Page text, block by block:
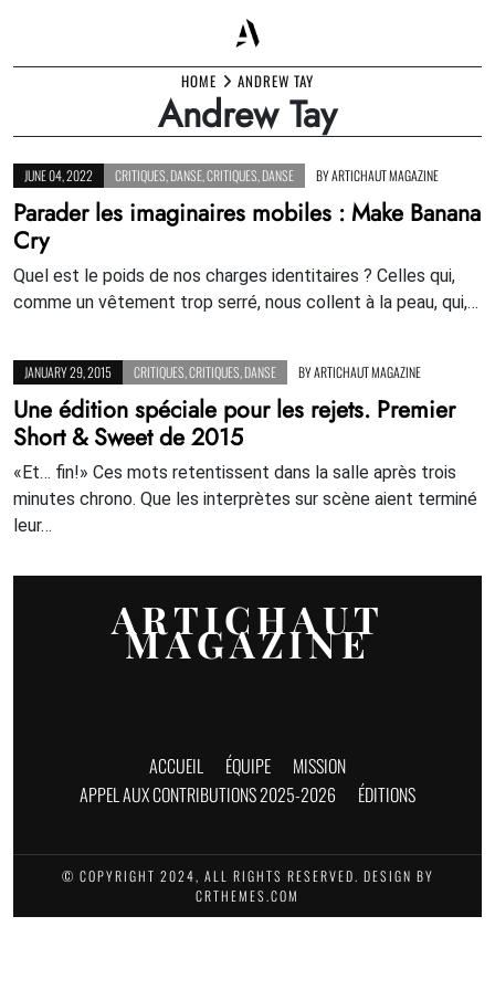
content
HOME ANDREW TAY
Andrew Tay
JUNE 04, 2022 CRITIQUES DANSE CRITIQUES DANSE BYARTICHAUT MAGAZINE
Parader les imaginaires mobiles : Make Banana
Cry
Quel est le poids de nos charges identitaires ? Celles qui,
comme un vêtement trop serré, nous collent à la peau, qui,…
JANUARY 29, 2015 CRITIQUES CRITIQUES DANSE BYARTICHAUT MAGAZINE
Une édition spéciale pour les rejets. Premier
Short & Sweet de 2015
«Et… fin!» Ces mots retentissent dans la salle après trois
minutes chrono. Que les interprètes sur scène aient terminé
leur…
ARTICHAUT
MAGAZINE
ACCUEIL ÉQUIPE
MISSION
APPEL AUX CONTRIBUTIONS 2025-2026
ÉDITIONS
© COPYRIGHT 2024, ALL RIGHTS RESERVED. DESIGN BY
CRTHEMES.COM